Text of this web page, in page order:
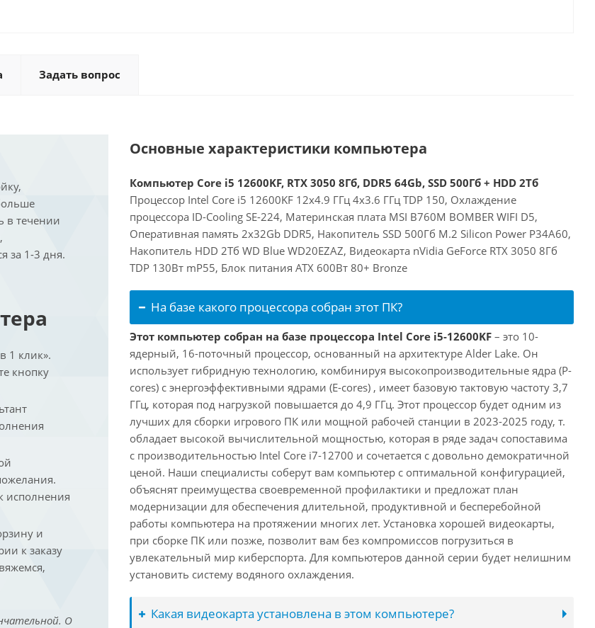
Задать вопрос
в течении
за 1-3 дня.
1 клик».
кнопку
исполнения
и
к заказу
О
Основные характеристики компьютера
Компьютер Core i5 12600KF, RTX 3050 8Гб, DDR5 64Gb, SSD 500Гб + HDD 2Тб
Процессор Intel Core i5 12600KF 12x4.9 ГГц 4x3.6 ГГц TDP 150, Охлаждение
процессора ID-Cooling SE-224, Материнская плата MSI B760M BOMBER WIFI D5,
Оперативная память 2x32Gb DDR5, Накопитель SSD 500Гб M.2 Silicon Power P34A60,
Накопитель HDD 2Тб WD Blue WD20EZAZ, Видеокарта nVidia GeForce RTX 3050 8Гб
TDP 130Вт mP55, Блок питания ATX 600Вт 80+ Bronze
На базе какого процессора собран этот ПК?
Этот компьютер собран на базе процессора Intel Core i5-12600KF – это 10-
ядерный, 16-поточный процессор, основанный на архитектуре Alder Lake. Он
использует гибридную технологию, комбинируя высокопроизводительные ядра (P-
cores) с энергоэффективными ядрами (E-cores) , имеет базовую тактовую частоту 3,7
ГГц, которая под нагрузкой повышается до 4,9 ГГц. Этот процессор будет одним из
лучших для сборки игрового ПК или мощной рабочей станции в 2023-2025 году, т.
обладает высокой вычислительной мощностью, которая в ряде задач сопоставима
с производительностью Intel Core i7-12700 и сочетается с довольно демократичной
ценой. Наши специалисты соберут вам компьютер с оптимальной конфигурацией,
объяснят преимущества своевременной профилактики и предложат план
модернизации для обеспечения длительной, продуктивной и бесперебойной
работы компьютера на протяжении многих лет. Установка хорошей видеокарты,
при сборке ПК или позже, позволит вам без компромиссов погрузиться в
увлекательный мир киберспорта. Для компьютеров данной серии будет нелишним
установить систему водяного охлаждения.
Какая видеокарта установлена в этом компьютере?